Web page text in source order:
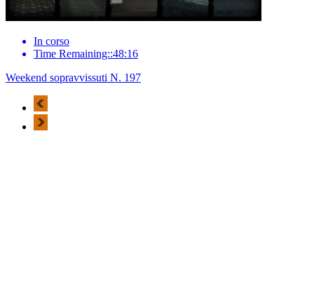
In corso
Time Remaining::48:16
Weekend sopravvissuti N. 197